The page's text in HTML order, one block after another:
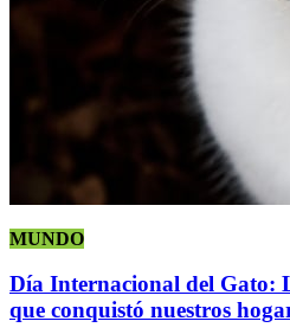
MUNDO
Día Internacional del Gato:
que conquistó nuestros